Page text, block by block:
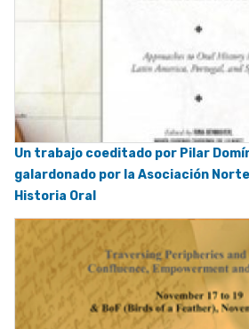
Un trabajo coeditado por Pilar
galardonado por la Asociación
Historia Oral